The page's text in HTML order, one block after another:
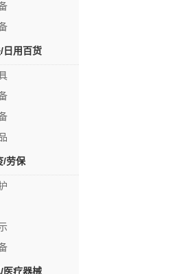
日用百货
/劳保
医疗器械